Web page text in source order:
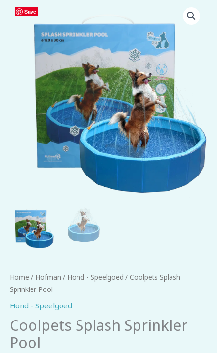
Save
Home / Hofman / Hond - Speelgoed / Coolpets Splash
Sprinkler Pool
Hond - Speelgoed
Coolpets Splash Sprinkler
Pool
Coolpets
Splash
Sprinkler